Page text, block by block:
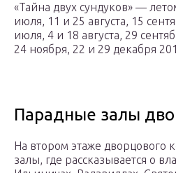
«Тайна двух сундуков» —
июля, 11 и 25 августа, 15
июля, 4 и 18 августа, 29
24 ноября, 22 и 29 декабря
Парадные залы
На втором этаже дворцового
залы, где рассказывается о